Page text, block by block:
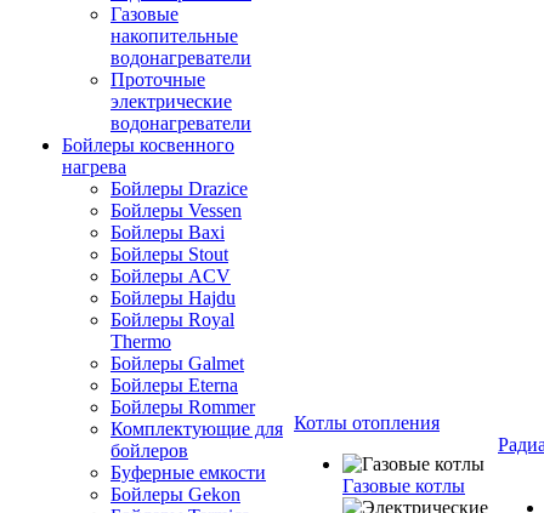
Газовые
накопительные
водонагреватели
Проточные
электрические
водонагреватели
Бойлеры косвенного
нагрева
Бойлеры Drazice
Бойлеры Vessen
Бойлеры Baxi
Бойлеры Stout
Бойлеры ACV
Бойлеры Hajdu
Бойлеры Royal
Thermo
Бойлеры Galmet
Бойлеры Eterna
Бойлеры Rommer
Комплектующие для
бойлеров
Буферные емкости
Бойлеры Gekon
Котлы отопления
Газовые котлы